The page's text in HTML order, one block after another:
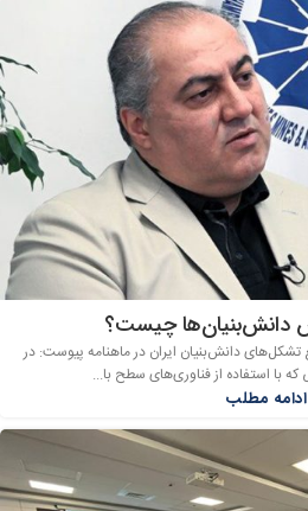
دانش‌بنیان‌ها چیست؟
دانش‌بنیان ایران در ماهنامه پیوست: در
با استفاده از فناوری‌های سطح با...
ادامه مطلب